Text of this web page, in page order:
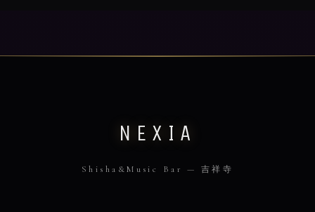
NEXIA
Shisha&Music Bar — 吉祥寺